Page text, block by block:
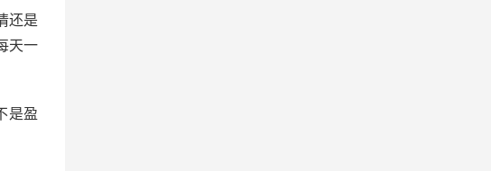
还是
天一
是盈